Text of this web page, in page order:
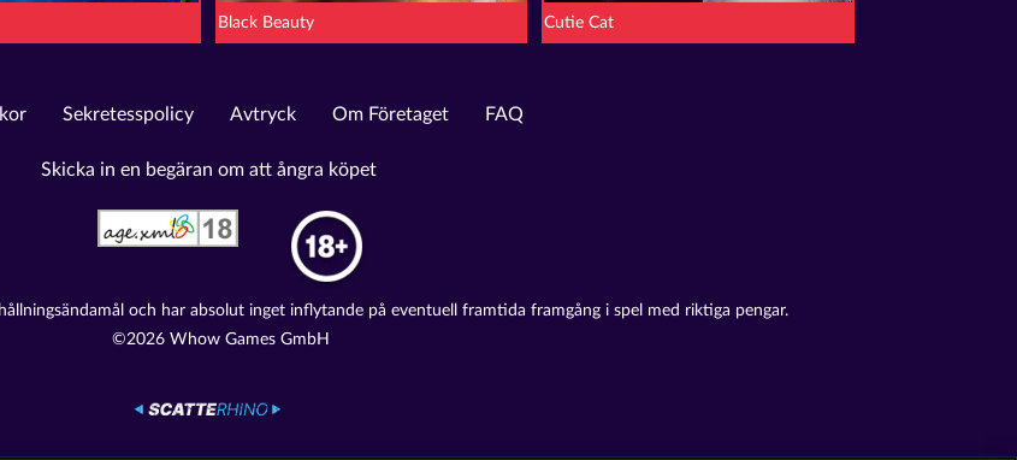
Black Beauty Cutie Cat
Sekretesspolicy Avtryck Om Företaget FAQ
Skicka in en begäran om att ångra köpet
och har absolut inget inflytande på eventuell framtida framgång i spel med riktiga pengar.
©2026 Whow Games GmbH